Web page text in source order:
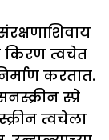
किरण त्वचेत
करतात.
स्प्रे
त्वचेला